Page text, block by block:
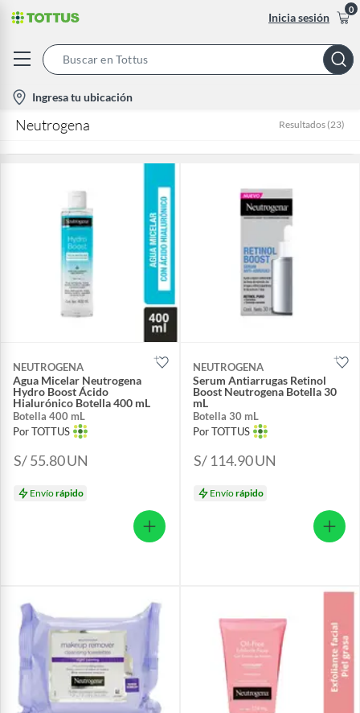
Inicia sesión
0
Bar
location-
icon
Ingresa tu ubicación
Neutrogena Resultados (23)
NEUTROGENA
Agua Micelar Neutrogena
Hydro Boost Ácido
Hialurónico Botella 400 mL
Botella 400 mL
Por TOTTUS
S/ 55.80UN
Envíorápido
NEUTROGENA
Serum Antiarrugas Retinol
Boost Neutrogena Botella 30
mL
Botella 30 mL
Por TOTTUS
S/ 114.90UN
Envíorápido